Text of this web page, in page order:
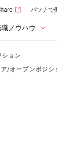
パソナで
職ノウハウ
ョン
/オープンポジシ